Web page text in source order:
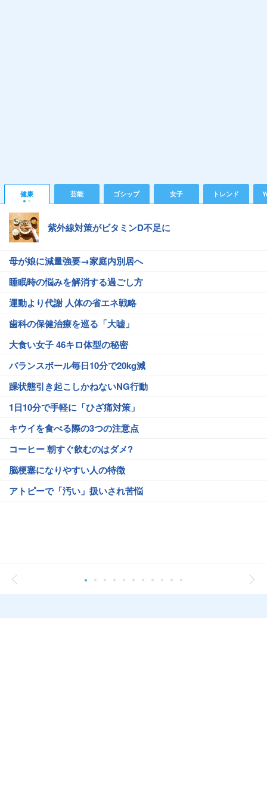
健康 芸能 ゴシップ 女子 トレンド
紫外線対策がビタミンD不足に
母が娘に減量強要→家庭内別居へ
睡眠時の悩みを解消する過ごし方
運動より代謝 人体の省エネ戦略
歯科の保健治療を巡る「大嘘」
大食い女子 46キロ体型の秘密
バランスボール毎日10分で20kg減
躁状態引き起こしかねないNG行動
1日10分で手軽に「ひざ痛対策」
キウイを食べる際の3つの注意点
コーヒー 朝すぐ飲むのはダメ?
脳梗塞になりやすい人の特徴
アトピーで「汚い」扱いされ苦悩